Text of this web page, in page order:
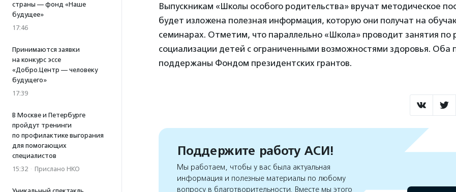
страны — фонд «Наше
будущее»
17:46
Принимаются заявки
на конкурс эссе
«Добро.Центр — человеку
будущего»
17:39
В Москве и Петербурге
пройдут тренинги
по профилактике выгорания
для помогающих
специалистов
15:32 · Прислано НКО
Выпускникам «Школы особого родительства» вручат методическое
будет изложена полезная информация, которую они получат на
семинарах. Отметим, что параллельно «Школа» проводит занятия по
социализации детей с ограниченными возможностями здоровья. Оба
поддержаны Фондом президентских грантов.
Поддержите работу АСИ!
Мы работаем, чтобы у вас была актуальная
информация и полезные материалы по любому
вопросу в благотворительности. Вместе мы этого